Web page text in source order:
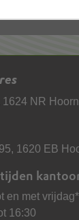
1624 NR Hoorn
1620 EB
en met vrijdag*
16:30